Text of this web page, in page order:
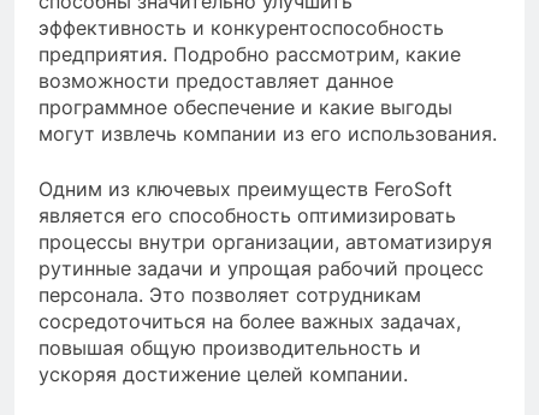
эффективность и конкурентоспособность
предприятия. Подробно рассмотрим, какие
возможности предоставляет данное
программное обеспечение и какие выгоды
могут извлечь компании из его использования.
Одним из ключевых преимуществ FeroSoft
является его способность оптимизировать
процессы внутри организации, автоматизируя
рутинные задачи и упрощая рабочий процесс
персонала. Это позволяет сотрудникам
сосредоточиться на более важных задачах,
повышая общую производительность и
ускоряя достижение целей компании.